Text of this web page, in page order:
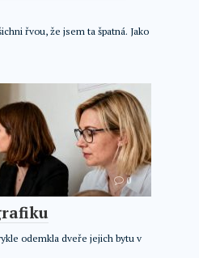
řvou, že jsem ta špatná. Jako
0
odemkla dveře jejich bytu v